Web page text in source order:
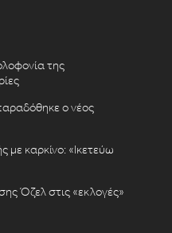
της
ο νέος
καρκίνο: «Ικετεύω
Όζελ στις «εκλογές»